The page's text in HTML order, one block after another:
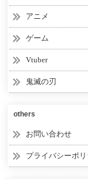
アニメ
ゲーム
Vtuber
鬼滅の刃
others
お問い合わせ
プライバシーポ